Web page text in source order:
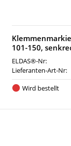
101-150,
ELDAS®-Nr:
Lieferanten-Art-Nr:
Wird bestellt